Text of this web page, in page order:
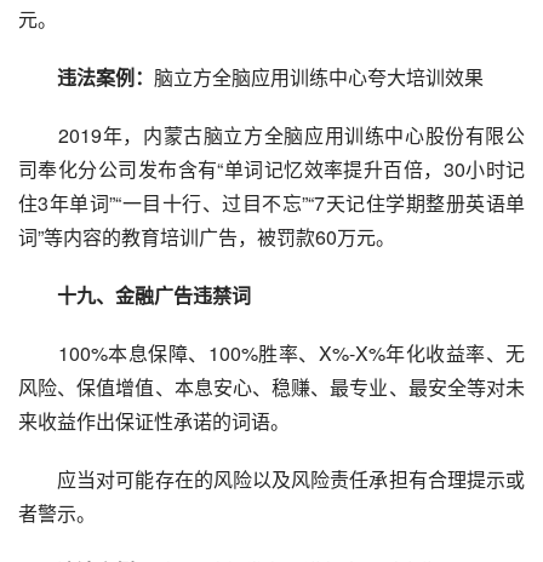
元。
违法案例： 脑立方全脑应用训练中心夸大培训效果
2019年，内蒙古脑立方全脑应用训练中心股份有限公
司奉化分公司发布含有“单词记忆效率提升百倍，30小时记
住3年单词”“一目十行、过目不忘”“7天记住学期整册英语单
词”等内容的教育培训广告，被罚款60万元。
十九、金融广告违禁词
100%本息保障、100%胜率、X%-X%年化收益率、无
风险、保值增值、本息安心、稳赚、最专业、最安全等对未
来收益作出保证性承诺的词语。
应当对可能存在的风险以及风险责任承担有合理提示或
者警示。